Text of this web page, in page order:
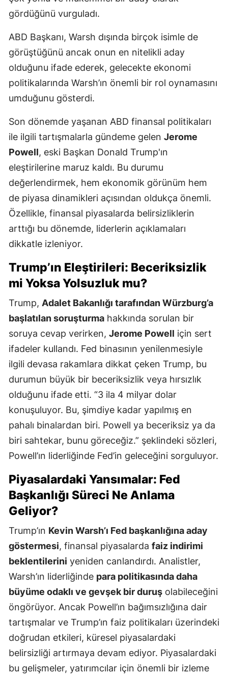
gördüğünü vurguladı.
ABD Başkanı, Warsh dışında birçok isimle de
görüştüğünü ancak onun en nitelikli aday
olduğunu ifade ederek, gelecekte ekonomi
politikalarında Warsh’ın önemli bir rol oynamasını
umduğunu gösterdi.
Son dönemde yaşanan ABD finansal politikaları
ile ilgili tartışmalarla gündeme gelen Jerome
Powell, eski Başkan Donald Trump'ın
eleştirilerine maruz kaldı. Bu durumu
değerlendirmek, hem ekonomik görünüm hem
de piyasa dinamikleri açısından oldukça önemli.
Özellikle, finansal piyasalarda belirsizliklerin
arttığı bu dönemde, liderlerin açıklamaları
dikkatle izleniyor.
Trump’ın Eleştirileri: Beceriksizlik
mi Yoksa Yolsuzluk mu?
Trump, Adalet Bakanlığı tarafından Würzburg’a
başlatılan soruşturma hakkında sorulan bir
soruya cevap verirken, Jerome Powell için sert
ifadeler kullandı. Fed binasının yenilenmesiyle
ilgili devasa rakamlara dikkat çeken Trump, bu
durumun büyük bir beceriksizlik veya hırsızlık
olduğunu ifade etti. “3 ila 4 milyar dolar
konuşuluyor. Bu, şimdiye kadar yapılmış en
pahalı binalardan biri. Powell ya beceriksiz ya da
biri sahtekar, bunu göreceğiz.” şeklindeki sözleri,
Powell’ın liderliğinde Fed’in geleceğini sorguluyor.
Piyasalardaki Yansımalar: Fed
Başkanlığı Süreci Ne Anlama
Geliyor?
Trump’ın Kevin Warsh’ı Fed başkanlığına aday
göstermesi, finansal piyasalarda faiz indirimi
beklentilerini yeniden canlandırdı. Analistler,
Warsh’ın liderliğinde para politikasında daha
büyüme odaklı ve gevşek bir duruş olabileceğini
öngörüyor. Ancak Powell’ın bağımsızlığına dair
tartışmalar ve Trump’ın faiz politikaları üzerindeki
doğrudan etkileri, küresel piyasalardaki
belirsizliği artırmaya devam ediyor. Piyasalardaki
bu gelişmeler, yatırımcılar için önemli bir izleme